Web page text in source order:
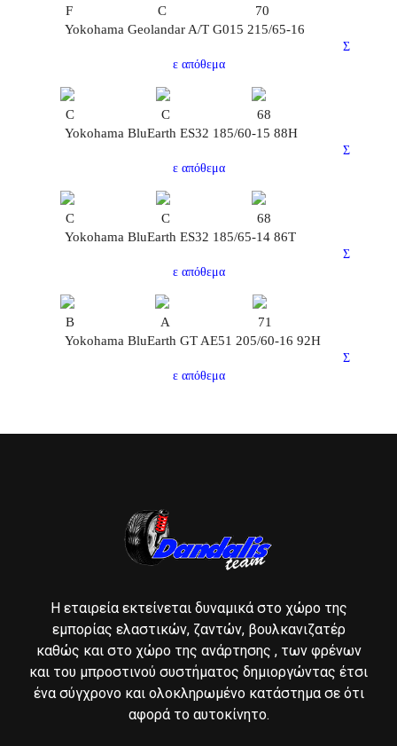
F C
70
Yokohama Geolandar A/T G015 215/65-16
Σ
ε απόθεμα
C C
68
Yokohama BluEarth ES32 185/60-15 88H
Σ
ε απόθεμα
C C
68
Yokohama BluEarth ES32 185/65-14 86T
Σ
ε απόθεμα
B A
71
Yokohama BluEarth GT AE51 205/60-16 92H
Σ
ε απόθεμα
Η εταιρεία εκτείνεται δυναμικά στο χώρο της
εμπορίας ελαστικών, ζαντών, βουλκανιζατέρ
καθώς και στο χώρο της ανάρτησης , των φρένων
και του μπροστινού συστήματος δημιοργώντας έτσι
ένα σύγχρονο και ολοκληρωμένο κατάστημα σε ότι
αφορά το αυτοκίνητο.